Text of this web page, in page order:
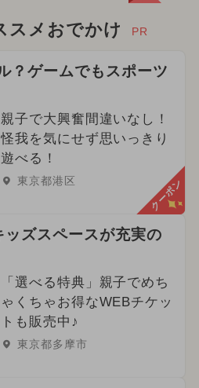
スメおでかけ PR
？ゲームでもスポーツ
親子で大興奮間違いなし！
怪我を気にせず思いっきり
遊べる！
東京都港区 クーポン
ッズスペースが充実の
「選べる特典」親子でめち
ゃくちゃお得なWEBチケッ
トも販売中♪
東京都多摩市